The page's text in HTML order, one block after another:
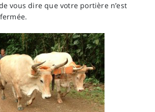
vous dire que votre portière n’est